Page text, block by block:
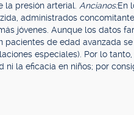
la presión arterial. Ancianos:En
administrados
jóvenes. Aunque los datos
de edad avanzada
especiales). Por lo
la eficacia en niños; por